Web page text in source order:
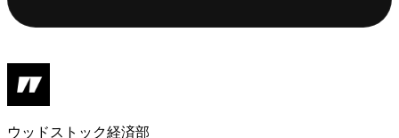
ウッドストック経済部